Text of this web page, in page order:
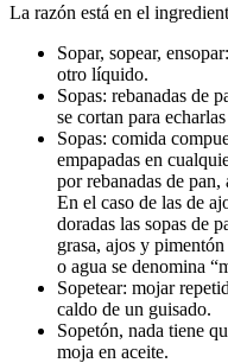
La razón está en el
Sopar, sopear,
otro líquido.
Sopas: rebanadas de
se cortan para
Sopas: comida
empapadas en
por rebanadas de
En el caso de las de
doradas las sopas de
grasa, ajos y
o agua se denomina
Sopetear: mojar
caldo de un guisado.
Sopetón, nada tiene
moja en aceite.